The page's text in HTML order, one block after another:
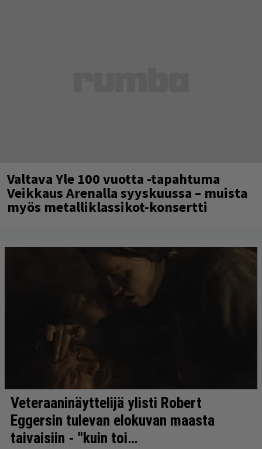
Valtava Yle 100 vuotta -tapahtuma
Veikkaus Arenalla syyskuussa – muista
myös metalliklassikot-konsertti